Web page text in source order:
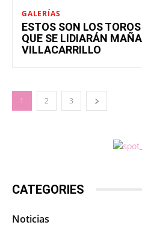
GALERÍAS
ESTOS SON LOS
QUE SE LIDIARÁN
VILLACARRILLO
1 2 3
CATEGORIES
Noticias